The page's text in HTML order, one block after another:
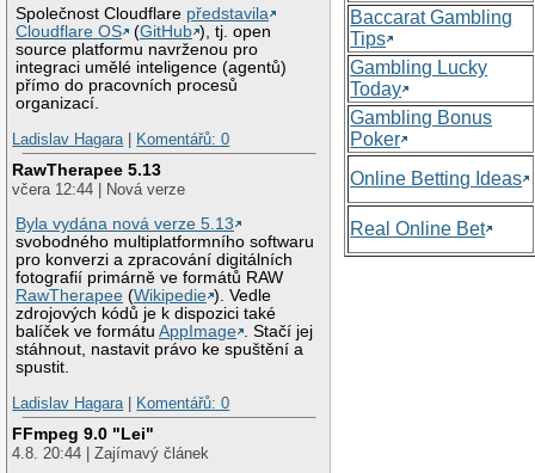
Společnost Cloudflare představila
Cloudflare OS
(GitHub ), tj. open
source platformu navrženou pro
integraci umělé inteligence (agentů)
přímo do pracovních procesů
organizací.
Ladislav Hagara
Komentářů: 0
RawTherapee 5.13
včera 12:44 | Nová verze
Byla vydána nová verze 5.13
svobodného multiplatformního softwaru
pro konverzi a zpracování digitálních
fotografií primárně ve formátů RAW
RawTherapee (Wikipedie ). Vedle
zdrojových kódů je k dispozici také
balíček ve formátuAppImage . Stačí jej
stáhnout, nastavit právo ke spuštění a
spustit.
Ladislav Hagara
Komentářů: 0
FFmpeg 9.0 "Lei"
4.8. 20:44 | Zajímavý článek
Baccarat Gambling
Tips
Gambling Lucky
Today
Gambling Bonus
Poker
Online Betting Ideas
Real Online Bet